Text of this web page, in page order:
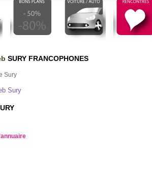
SURY FRANCOPHONES
Sury
Sury